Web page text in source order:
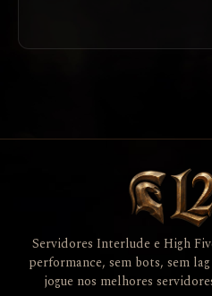
Servidores Interlude e High
performance, sem bots, sem
jogue nos melhores